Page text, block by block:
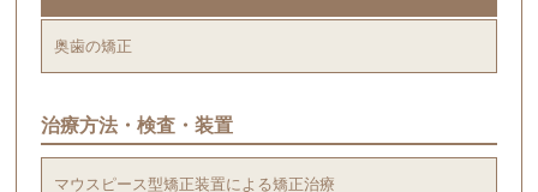
奥歯の矯正
治療方法・検査・装置
マウスピース型矯正装置による矯正治療